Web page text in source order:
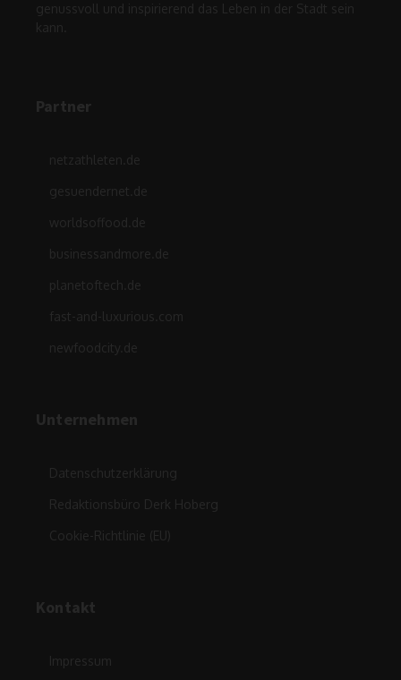
genussvoll und inspirierend das Leben in der Stadt sein
kann.
Partner
netzathleten.de
gesuendernet.de
worldsoffood.de
businessandmore.de
planetoftech.de
fast-and-luxurious.com
newfoodcity.de
Unternehmen
Datenschutzerklärung
Redaktionsbüro Derk Hoberg
Cookie-Richtlinie (EU)
Kontakt
Impressum